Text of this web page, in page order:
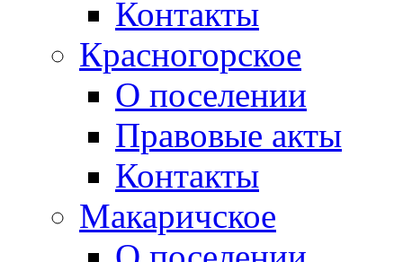
Контакты
Красногорское
О поселении
Правовые акты
Контакты
Макаричское